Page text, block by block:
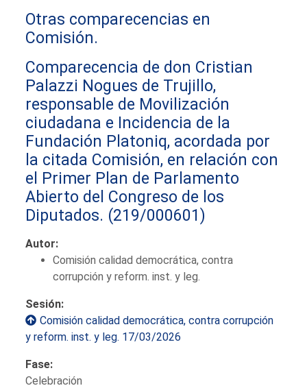
Otras comparecencias en
Comisión.
Comparecencia de don Cristian
Palazzi Nogues de Trujillo,
responsable de Movilización
ciudadana e Incidencia de la
Fundación Platoniq, acordada por
la citada Comisión, en relación con
el Primer Plan de Parlamento
Abierto del Congreso de los
Diputados. (219/000601)
Autor:
Comisión calidad democrática, contra
corrupción y reform. inst. y leg.
Sesión:
Comisión calidad democrática, contra corrupción
y reform. inst. y leg. 17/03/2026
Fase:
Celebración